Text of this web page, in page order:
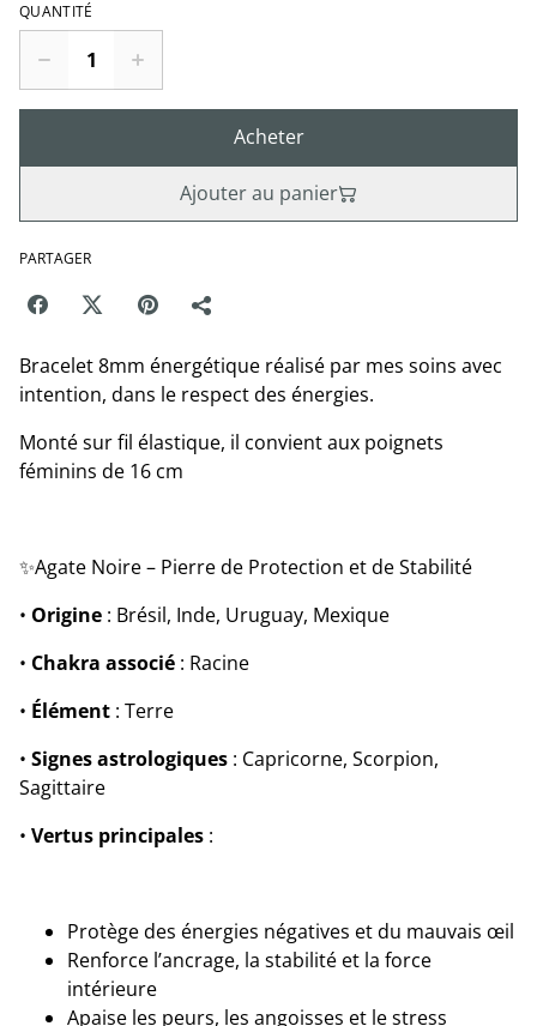
QUANTITÉ
Acheter
Ajouter au panier
PARTAGER
Bracelet 8mm énergétique réalisé par mes soins avec
intention, dans le respect des énergies.
Monté sur fil élastique, il convient aux poignets
féminins de 16 cm
✨Agate Noire – Pierre de Protection et de Stabilité
• Origine : Brésil, Inde, Uruguay, Mexique
• Chakra associé : Racine
• Élément : Terre
• Signes astrologiques : Capricorne, Scorpion,
Sagittaire
• Vertus principales :
Protège des énergies négatives et du mauvais œil
Renforce l’ancrage, la stabilité et la force
intérieure
Apaise les peurs, les angoisses et le stress